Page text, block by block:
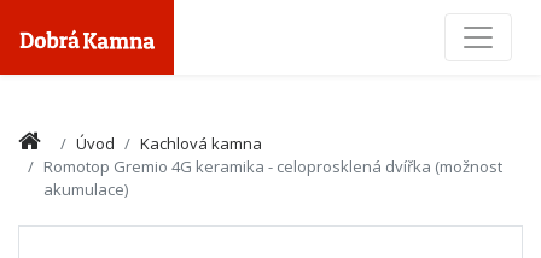
Úvod
Kachlová kamna
Romotop Gremio 4G keramika - celoprosklená dvířka (možnost
akumulace)